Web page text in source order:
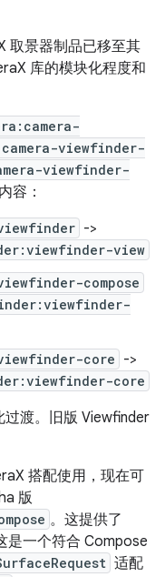
取景器制品已移至其
库的模块化程度和
viewfinder-
viewfinder-
容：
->
view
compose
core ->
core
渡。旧版 Viewfinder
搭配使用，现在可
版
。这提供了
是一个符合 Compose
适配